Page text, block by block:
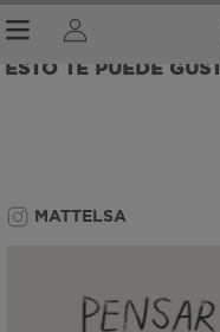
ESTO TE PUEDE
MATTELSA